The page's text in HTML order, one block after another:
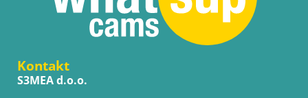
Kontakt
S3MEA d.o.o.